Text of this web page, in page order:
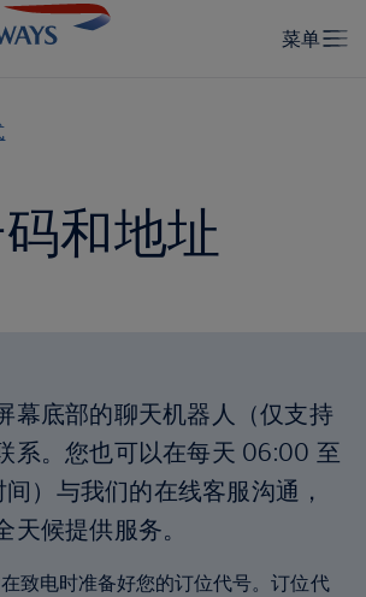
和地址
幕底部的聊天机器人（仅支持
系。您也可以在每天 06:00 至
）与我们的在线客服沟通，
天候提供服务。
致电时准备好您的订位代号。订位代